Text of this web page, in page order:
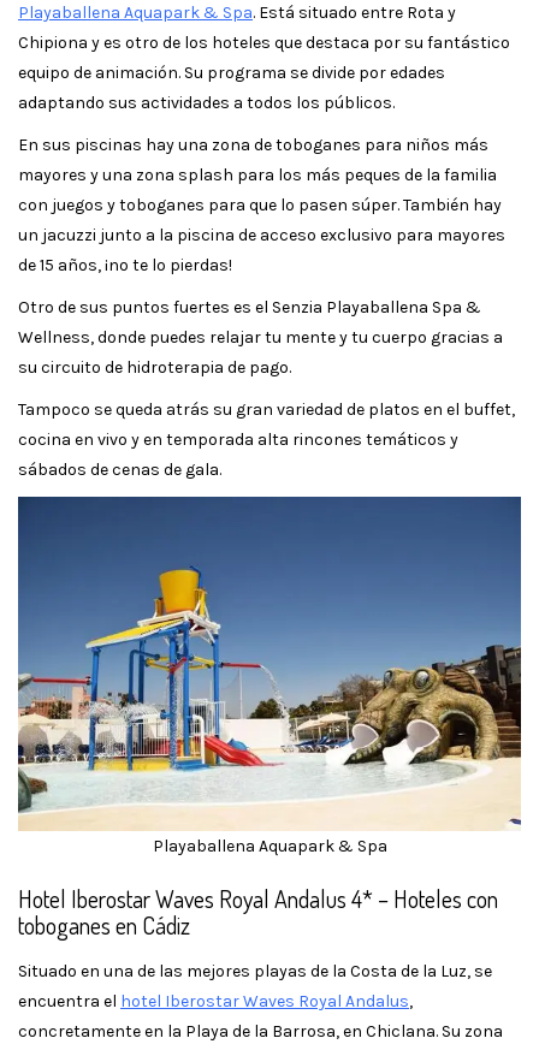
Playaballena Aquapark & Spa. Está situado entre Rota y
Chipiona y es otro de los hoteles que destaca por su fantástico
equipo de animación. Su programa se divide por edades
adaptando sus actividades a todos los públicos.
En sus piscinas hay una zona de toboganes para niños más
mayores y una zona splash para los más peques de la familia
con juegos y toboganes para que lo pasen súper. También hay
un jacuzzi junto a la piscina de acceso exclusivo para mayores
de 15 años, ¡no te lo pierdas!
Otro de sus puntos fuertes es el Senzia Playaballena Spa &
Wellness, donde puedes relajar tu mente y tu cuerpo gracias a
su circuito de hidroterapia de pago.
Tampoco se queda atrás su gran variedad de platos en el buffet,
cocina en vivo y en temporada alta rincones temáticos y
sábados de cenas de gala.
Playaballena Aquapark & Spa
Hotel Iberostar Waves Royal Andalus 4* – Hoteles con
toboganes en Cádiz
Situado en una de las mejores playas de la Costa de la Luz, se
encuentra el hotel Iberostar Waves Royal Andalus,
concretamente en la Playa de la Barrosa, en Chiclana. Su zona